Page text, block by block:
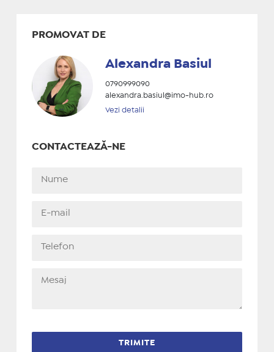
PROMOVAT DE
Alexandra Basiul
0790999090
alexandra.basiul@imo-hub.ro
Vezi detalii
CONTACTEAZĂ-NE